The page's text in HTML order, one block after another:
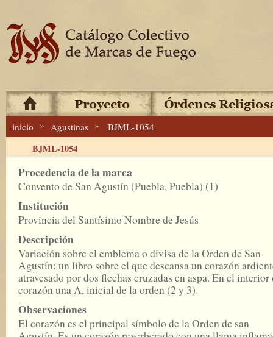
inicio » Agustinas » BJML-1054
BJML-1054
Procedencia de la marca
Convento de San Agustín (Puebla, Puebla) (1)
Institución
Provincia del Santísimo Nombre de Jesús
Descripción
Variación sobre el emblema o divisa de la Orden de San
Agustín: un libro sobre el que descansa un corazón
atravesado por dos flechas cruzadas en aspa. En el interior
corazón una A, inicial de la orden (2 y 3).
Observaciones
El corazón es el principal símbolo de la Orden de san